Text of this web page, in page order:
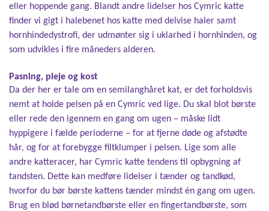
eller hoppende gang. Blandt andre lidelser hos Cymric katte
finder vi gigt i halebenet hos katte med delvise haler samt
hornhindedystrofi, der udmønter sig i uklarhed i hornhinden, og
som udvikles i fire måneders alderen.
Pasning, pleje og kost
Da der her er tale om en semilanghåret kat, er det forholdsvis
nemt at holde pelsen på en Cymric ved lige. Du skal blot børste
eller rede den igennem en gang om ugen – måske lidt
hyppigere i fælde perioderne – for at fjerne døde og afstødte
hår, og for at forebygge filtklumper i pelsen. Lige som alle
andre katteracer, har Cymric katte tendens til opbygning af
tandsten. Dette kan medføre lidelser i tænder og tandkød,
hvorfor du bør børste kattens tænder mindst én gang om ugen.
Brug en blød børnetandbørste eller en fingertandbørste, som